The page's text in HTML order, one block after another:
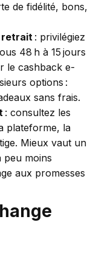
de fidélité, bons,
retrait : privilégiez
48 h à 15 jours
le cashback e-
options :
sans frais.
: consultez les
plateforme, la
Mieux vaut un
moins
aux promesses